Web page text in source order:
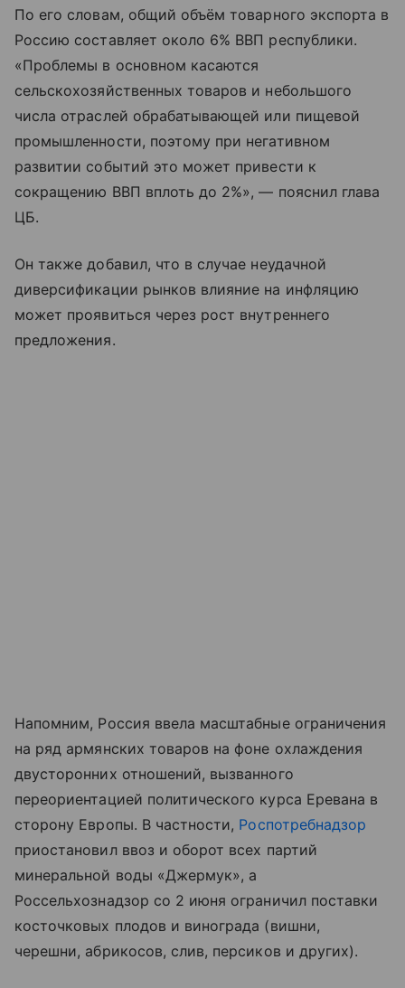
По его словам, общий объём товарного экспорта в
Россию составляет около 6% ВВП республики.
«Проблемы в основном касаются
сельскохозяйственных товаров и небольшого
числа отраслей обрабатывающей или пищевой
промышленности, поэтому при негативном
развитии событий это может привести к
сокращению ВВП вплоть до 2%», — пояснил глава
ЦБ.
Он также добавил, что в случае неудачной
диверсификации рынков влияние на инфляцию
может проявиться через рост внутреннего
предложения.
Напомним, Россия ввела масштабные ограничения
на ряд армянских товаров на фоне охлаждения
двусторонних отношений, вызванного
переориентацией политического курса Еревана в
сторону Европы. В частности, Роспотребнадзор
приостановил ввоз и оборот всех партий
минеральной воды «Джермук», а
Россельхознадзор со 2 июня ограничил поставки
косточковых плодов и винограда (вишни,
черешни, абрикосов, слив, персиков и других).